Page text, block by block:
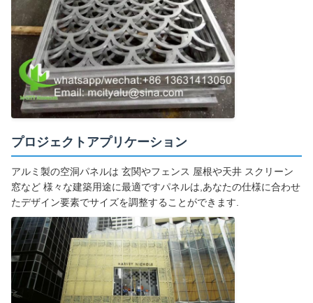
プロジェクトアプリケーション
アルミ製の空洞パネルは 玄関やフェンス 屋根や天井 スクリーン
窓など 様々な建築用途に最適ですパネルは,あなたの仕様に合わせ
たデザイン要素でサイズを調整することができます.